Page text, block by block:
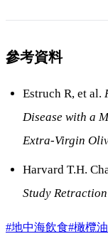
參考資料
Estruch R, et al.
Disease with a
Extra-Virgin
Harvard T.H.
Study
#地中海飲食#橄欖油